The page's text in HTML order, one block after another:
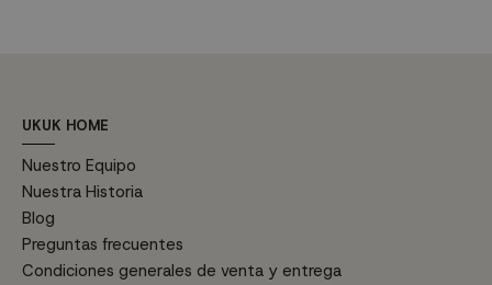
UKUK HOME
Nuestro Equipo
Nuestra Historia
Blog
Preguntas frecuentes
Condiciones generales de venta y entrega